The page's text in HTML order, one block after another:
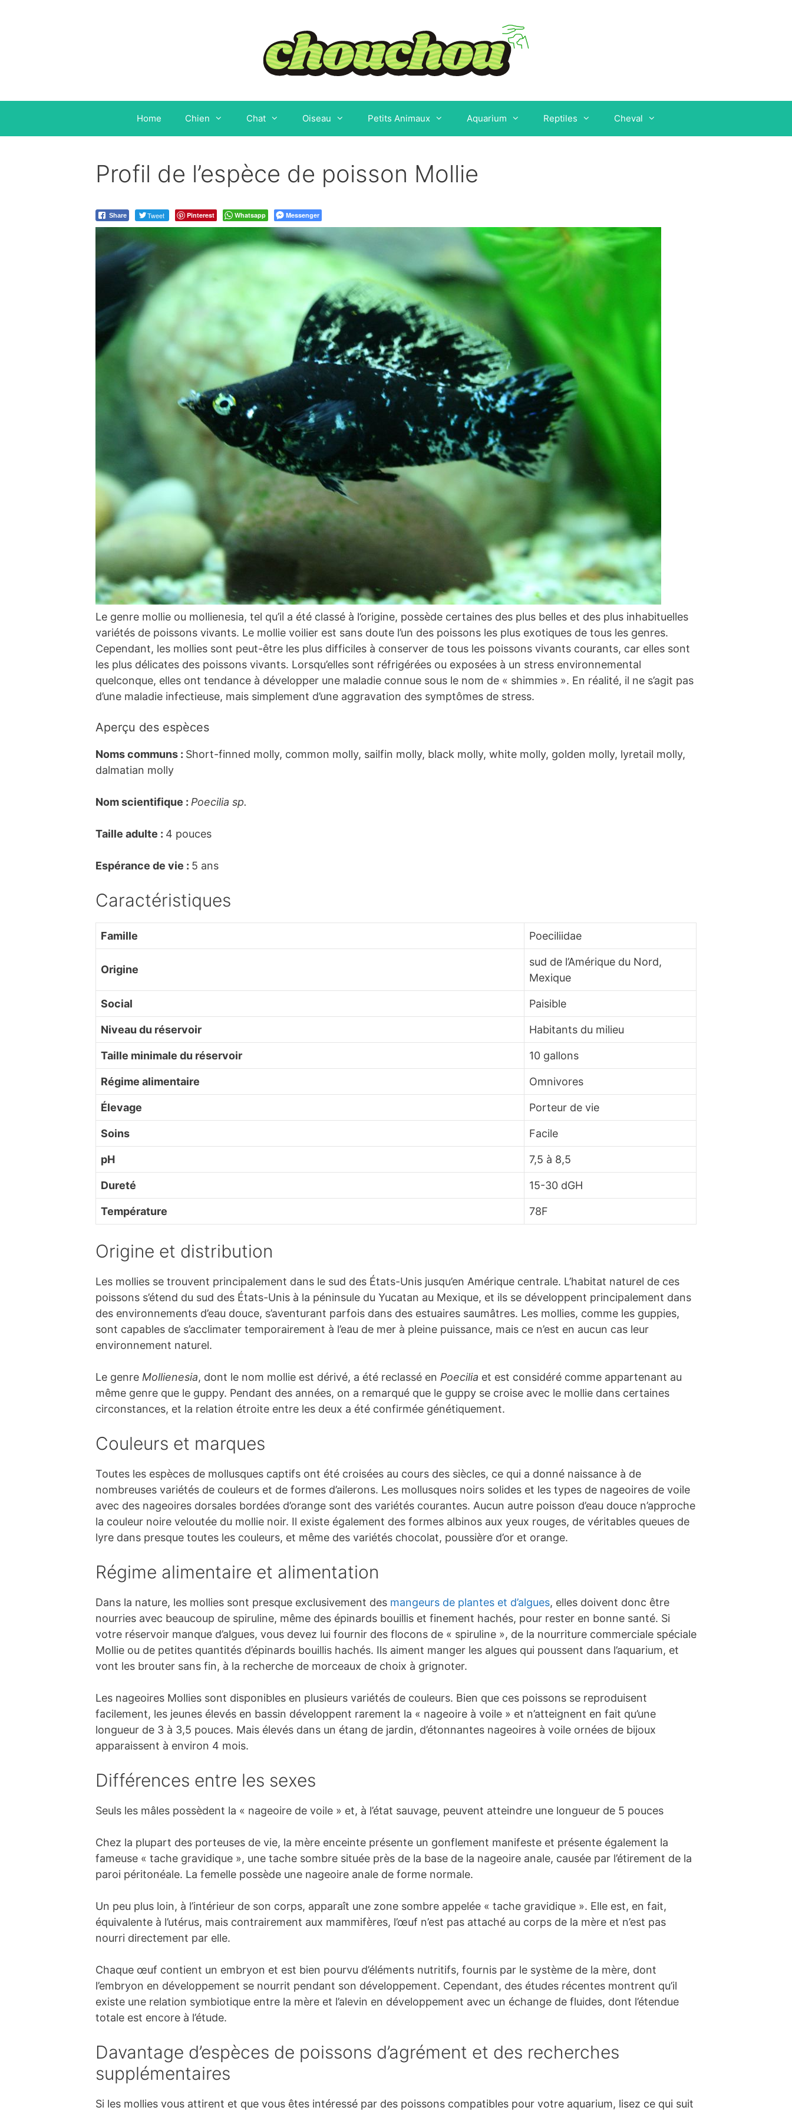
Home Chien Chat Oiseau Petits Animaux Aquarium Reptiles Cheval
Profil de l’espèce de poisson Mollie
Share Tweet Pinterest Whatsapp Messenger
Le genre mollie ou mollienesia, tel qu’il a été classé à l’origine, possède certaines des plus belles et des plus inhabituelles
variétés de poissons vivants. Le mollie voilier est sans doute l’un des poissons les plus exotiques de tous les genres.
Cependant, les mollies sont peut-être les plus difficiles à conserver de tous les poissons vivants courants, car elles sont
les plus délicates des poissons vivants. Lorsqu’elles sont réfrigérées ou exposées à un stress environnemental
quelconque, elles ont tendance à développer une maladie connue sous le nom de « shimmies ». En réalité, il ne s’agit pas
d’une maladie infectieuse, mais simplement d’une aggravation des symptômes de stress.
Aperçu des espèces
Noms communs : Short-finned molly, common molly, sailfin molly, black molly, white molly, golden molly, lyretail molly,
dalmatian molly
Nom scientifique : Poecilia sp.
Taille adulte : 4 pouces
Espérance de vie : 5 ans
Caractéristiques
Famille Poeciliidae
Origine
sud de l’Amérique du Nord,
Mexique
Social Paisible
Niveau du réservoir Habitants du milieu
Taille minimale du réservoir 10 gallons
Régime alimentaire Omnivores
Élevage Porteur de vie
Soins Facile
pH 7,5 à 8,5
Dureté 15-30 dGH
Température 78F
Origine et distribution
Les mollies se trouvent principalement dans le sud des États-Unis jusqu’en Amérique centrale. L’habitat naturel de ces
poissons s’étend du sud des États-Unis à la péninsule du Yucatan au Mexique, et ils se développent principalement dans
des environnements d’eau douce, s’aventurant parfois dans des estuaires saumâtres. Les mollies, comme les guppies,
sont capables de s’acclimater temporairement à l’eau de mer à pleine puissance, mais ce n’est en aucun cas leur
environnement naturel.
Le genre Mollienesia, dont le nom mollie est dérivé, a été reclassé en Poecilia et est considéré comme appartenant au
même genre que le guppy. Pendant des années, on a remarqué que le guppy se croise avec le mollie dans certaines
circonstances, et la relation étroite entre les deux a été confirmée génétiquement.
Couleurs et marques
Toutes les espèces de mollusques captifs ont été croisées au cours des siècles, ce qui a donné naissance à de
nombreuses variétés de couleurs et de formes d’ailerons. Les mollusques noirs solides et les types de nageoires de voile
avec des nageoires dorsales bordées d’orange sont des variétés courantes. Aucun autre poisson d’eau douce n’approche
la couleur noire veloutée du mollie noir. Il existe également des formes albinos aux yeux rouges, de véritables queues de
lyre dans presque toutes les couleurs, et même des variétés chocolat, poussière d’or et orange.
Régime alimentaire et alimentation
Dans la nature, les mollies sont presque exclusivement des mangeurs de plantes et d’algues, elles doivent donc être
nourries avec beaucoup de spiruline, même des épinards bouillis et finement hachés, pour rester en bonne santé. Si
votre réservoir manque d’algues, vous devez lui fournir des flocons de « spiruline », de la nourriture commerciale spéciale
Mollie ou de petites quantités d’épinards bouillis hachés. Ils aiment manger les algues qui poussent dans l’aquarium, et
vont les brouter sans fin, à la recherche de morceaux de choix à grignoter.
Les nageoires Mollies sont disponibles en plusieurs variétés de couleurs. Bien que ces poissons se reproduisent
facilement, les jeunes élevés en bassin développent rarement la « nageoire à voile » et n’atteignent en fait qu’une
longueur de 3 à 3,5 pouces. Mais élevés dans un étang de jardin, d’étonnantes nageoires à voile ornées de bijoux
apparaissent à environ 4 mois.
Différences entre les sexes
Seuls les mâles possèdent la « nageoire de voile » et, à l’état sauvage, peuvent atteindre une longueur de 5 pouces
Chez la plupart des porteuses de vie, la mère enceinte présente un gonflement manifeste et présente également la
fameuse « tache gravidique », une tache sombre située près de la base de la nageoire anale, causée par l’étirement de la
paroi péritonéale. La femelle possède une nageoire anale de forme normale.
Un peu plus loin, à l’intérieur de son corps, apparaît une zone sombre appelée « tache gravidique ». Elle est, en fait,
équivalente à l’utérus, mais contrairement aux mammifères, l’œuf n’est pas attaché au corps de la mère et n’est pas
nourri directement par elle.
Chaque œuf contient un embryon et est bien pourvu d’éléments nutritifs, fournis par le système de la mère, dont
l’embryon en développement se nourrit pendant son développement. Cependant, des études récentes montrent qu’il
existe une relation symbiotique entre la mère et l’alevin en développement avec un échange de fluides, dont l’étendue
totale est encore à l’étude.
Davantage d’espèces de poissons d’agrément et des recherches
supplémentaires
Si les mollies vous attirent et que vous êtes intéressé par des poissons compatibles pour votre aquarium, lisez ce qui suit